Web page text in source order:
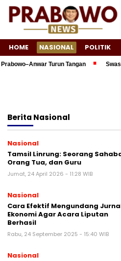
HOME NASIONAL POLITIK
Turun Tangan
Berita Nasional
Nasional
Tamsil Linrung: Seorang
Orang Tua, dan Guru
Jumat, 24 April 2026 - 11:28 WIB
Nasional
Cara Efektif Mengundang
Ekonomi Agar Acara Liputan
Berhasil
Rabu, 24 September 2025 - 15:40 WIB
Nasional